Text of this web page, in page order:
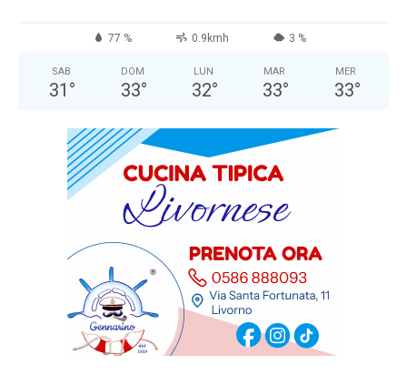
77 % 0.9kmh 3 %
SAB
31 °
DOM
33°
LUN
32°
MAR
33°
MER
33°